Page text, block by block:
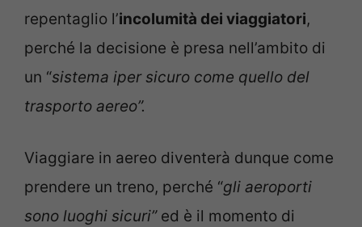
repentaglio l’incolumità dei viaggiatori,
perché la decisione è presa nell’ambito di
un “sistema iper sicuro come quello del
trasporto aereo”.
Viaggiare in aereo diventerà dunque come
prendere un treno, perché “gli aeroporti
sono luoghi sicuri” ed è il momento di